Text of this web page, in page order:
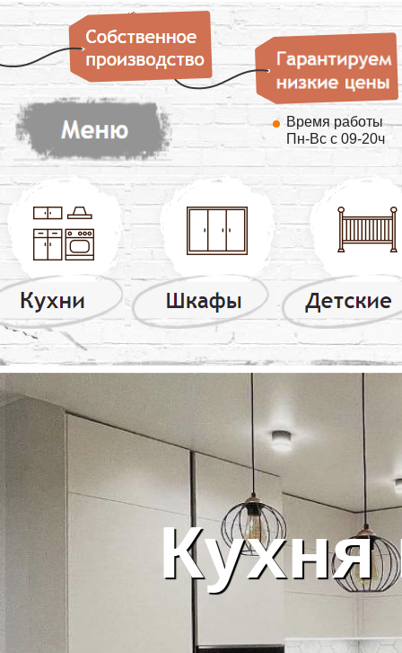
Кухня
Время работы
Пн-Вс с 09-20ч